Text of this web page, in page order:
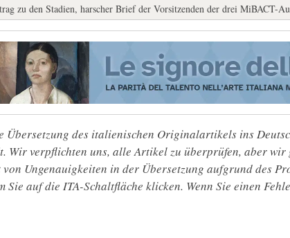
zu den Stadien, harscher Brief der Vorsitzenden der drei MiBACT-
Übersetzung des italienischen Originalartikels ins
Wir verpflichten uns, alle Artikel zu überprüfen, aber
von Ungenauigkeiten in der Übersetzung aufgrund des
Sie auf die ITA-Schaltfläche klicken. Wenn Sie einen